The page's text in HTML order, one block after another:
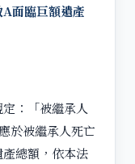
面臨巨額遺產
：「被繼承人
於被繼承人死亡
總額，依本法